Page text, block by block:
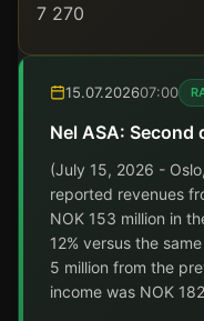
7 270
15.07.202607:00
Nel ASA:
(July 15, 2026 -
reported revenues
NOK 153 million in
12% versus the
5 million from the
income was NOK